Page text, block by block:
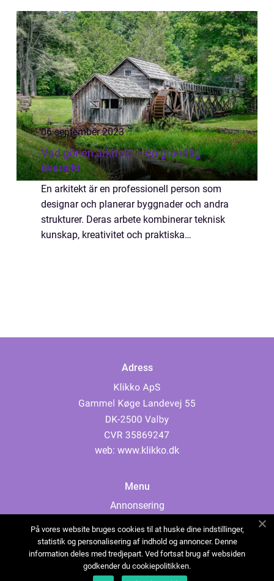
inflytande. I denna artikel kommer vi att...
06 september 2023
Vad gör en arkitekt – en grundlig
översikt
En arkitekt är en professionell person som
designar och planerar byggnader och andra
strukturer. Deras arbete kombinerar teknisk
kunskap, kreativitet och praktiska
Adress
web: www.klikko.dk
Menu
Annonsering
Cookies
Kontakta oss
Sitemap
På vores website bruges cookies til at huske dine indstillinger,
statistik og personalisering af indhold og annoncer. Denne
information deles med tredjepart. Ved fortsat brug af websiden
godkender du cookiepolitikken.